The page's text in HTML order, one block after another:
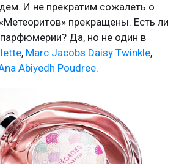
И не прекратим сожалеть о
прекращены. Есть ли
Да, но не один в
, Marc Jacobs Daisy Twinkle,
Abiyedh Poudree.